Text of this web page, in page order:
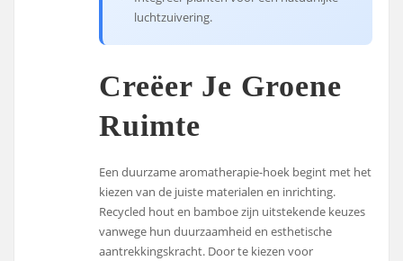
luchtzuivering.
Creëer Je Groene
Ruimte
Een duurzame aromatherapie-hoek begint met het
kiezen van de juiste materialen en inrichting.
Recycled hout en bamboe zijn uitstekende keuzes
vanwege hun duurzaamheid en esthetische
aantrekkingskracht. Door te kiezen voor